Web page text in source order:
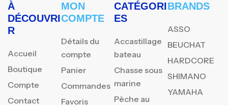
À
DÉCOUVRI
R
Accueil
Boutique
Compte
Contact
MON
COMPTE
Détails du
compte
Panier
Commandes
Favoris
CATÉGORI
ES
Accastillage
bateau
Chasse sous
marine
Pèche au
BRANDS
ASSO
BEUCHAT
HARDCORE
SHIMANO
YAMAHA